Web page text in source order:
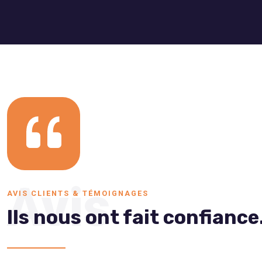
Avis
AVIS CLIENTS & TÉMOIGNAGES
Ils nous ont fait